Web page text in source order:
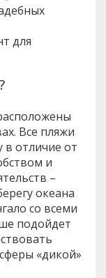
для
Все пляжи
в отличие от
и
–
океана
со всеми
подойдет
«дикой»